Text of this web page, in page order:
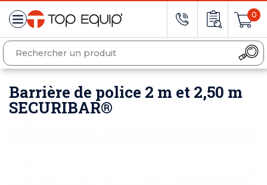
0
Barrière de police 2 m et 2,50 m
SECURIBAR®